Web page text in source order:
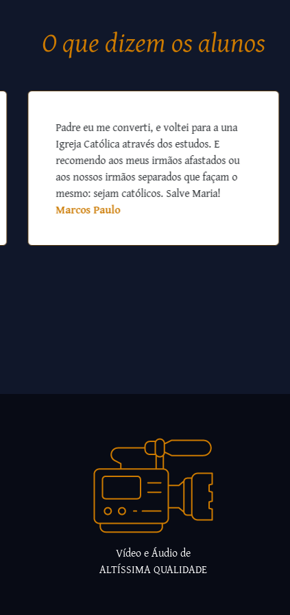
O que dizem os alunos
Padre eu me converti, e voltei para a una
Igreja Católica através dos estudos. E
recomendo aos meus irmãos afastados ou
aos nossos irmãos separados que façam o
mesmo: sejam católicos. Salve Maria!
Marcos Paulo
Vídeo e Áudio de
ALTÍSSIMA QUALIDADE